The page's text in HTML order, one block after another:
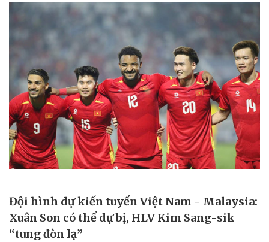
Đội hình dự kiến tuyển Việt Nam - Malaysia:
Xuân Son có thể dự bị, HLV Kim Sang-sik
“tung đòn lạ”